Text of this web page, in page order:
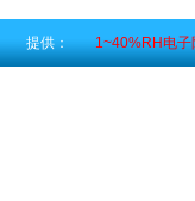
提供： 1~40%RH电子